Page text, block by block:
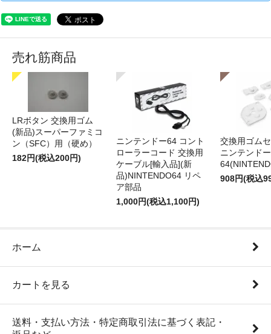
売れ筋商品
LRボタン 交換用ゴム
(新品)スーパーファミコ
ン（SFC）用（硬め）
182円(税込200円)
ニンテンドー64 コント
ローラーコード 交換用
ケーブル[輸入品](新
品)NINTENDO64 リペ
ア部品
1,000円(税込1,100円)
交換用ゴム
ニンテンドー
908円(税込
ホーム
カートを見る
送料・支払い方法・特定商取引法に基づく表記・